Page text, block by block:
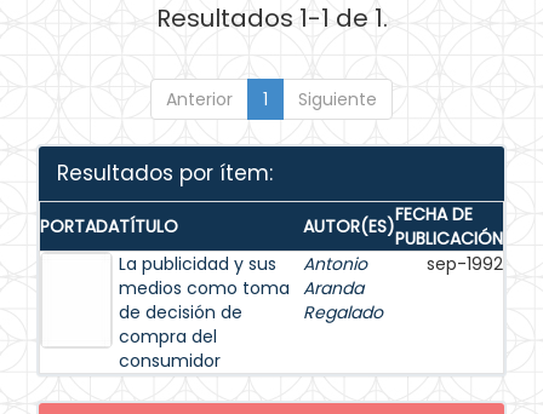
Resultados 1-1 de 1.
Anterior 1 Siguiente
Resultados por ítem:
PORTADATÍTULO AUTOR(ES)FECHA DE
PUBLICACIÓN
La publicidad y sus
medios como toma
de decisión de
compra del
consumidor
Antonio
Aranda
Regalado
sep-1992